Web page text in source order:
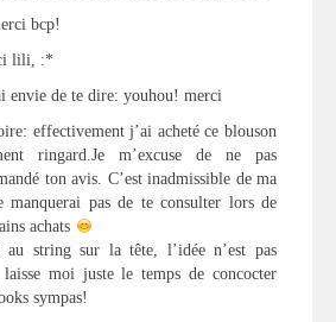
bcp!
lili, :*
envie de te dire: youhou! merci
effectivement j’ai acheté ce blouson
ringard.Je m’excuse de ne pas
ton avis. C’est inadmissible de ma
manquerai pas de te consulter lors de
achats
au string sur la tête, l’idée n’est pas
laisse moi juste le temps de concocter
sympas!